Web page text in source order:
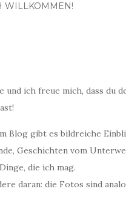
WILLKOMMEN!
und ich freue mich, dass du
Blog gibt es bildreiche
Geschichten vom
die ich mag.
daran: die Fotos sind